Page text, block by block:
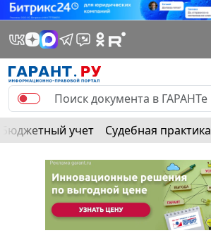
Бюджетный учет Судебная практика